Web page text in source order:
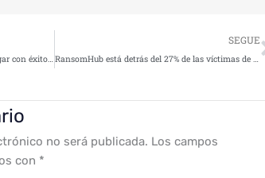
Gestión de la experiencia digital: conjugar con éxito rendimiento y seguridad
SEGUE
RansomHub está detrás del 27% de las víctimas de ransomware en España
no será publicada. Los campos
con *